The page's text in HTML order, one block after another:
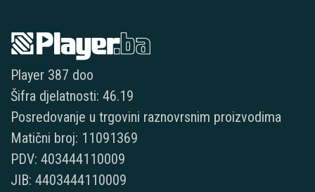
Player 387 doo
Šifra djelatnosti: 46.19
Posredovanje u trgovini raznovrsnim proizvodima
Matični broj: 11091369
PDV: 403444110009
JIB: 4403444110009